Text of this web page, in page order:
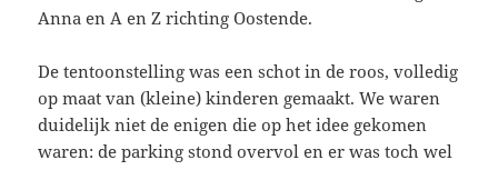
Anna en A en Z richting Oostende.
De tentoonstelling was een schot in de roos, volledig
op maat van (kleine) kinderen gemaakt. We waren
duidelijk niet de enigen die op het idee gekomen
waren: de parking stond overvol en er was toch wel